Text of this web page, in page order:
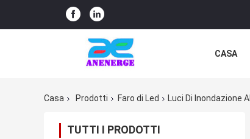
CASA
Casa Prodotti Faro di Led Luci Di Inondazione
TUTTI I PRODOTTI